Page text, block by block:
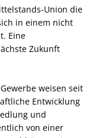
Union die
in einem nicht
Eine
Zukunft
weisen seit
Entwicklung
und
von einer